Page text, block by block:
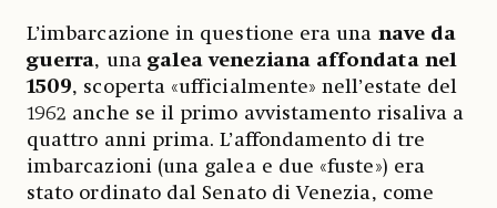
L’imbarcazione in questione era una nave da
guerra, una galea veneziana affondata nel
1509, scoperta «ufficialmente» nell’estate del
1962 anche se il primo avvistamento risaliva a
quattro anni prima. L’affondamento di tre
imbarcazioni (una galea e due «fuste») era
stato ordinato dal Senato di Venezia, come